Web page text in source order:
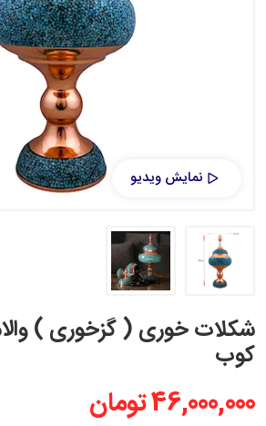
نمایش ویدیو
شکلات خوری ( گزخوری )
کوب
46,000,000 تومان